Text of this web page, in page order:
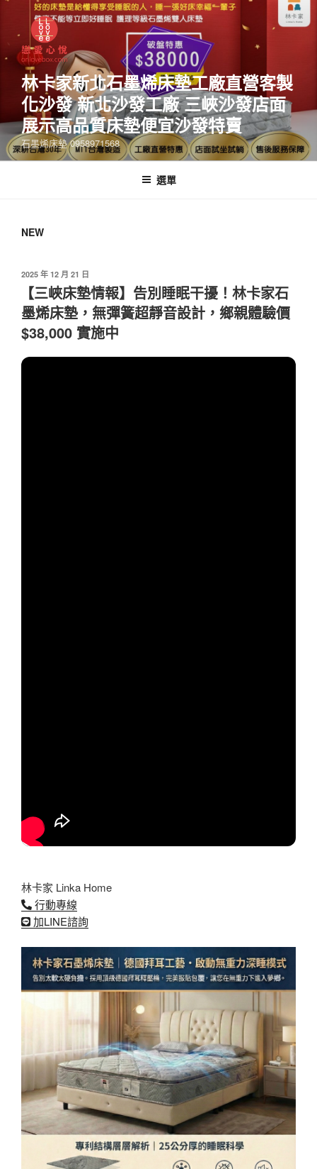
林卡家新北石墨烯床墊工廠直營客製
化沙發 新北沙發工廠 三峽沙發店面
展示高品質床墊便宜沙發特賣
石墨烯床墊 0958971568
選單
NEW
2025 年 12 月 21 日
【三峽床墊情報】告別睡眠干擾！林卡家石
墨烯床墊，無彈簧超靜音設計，鄉親體驗價
$38,000 實施中
林卡家 Linka Home
行動專線
加LINE諮詢